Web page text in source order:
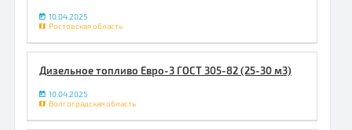
10.04.2025
Ростовская область
Дизельное топливо Евро-3 ГОСТ 305-82 (25-30 м3)
10.04.2025
Волгоградская область